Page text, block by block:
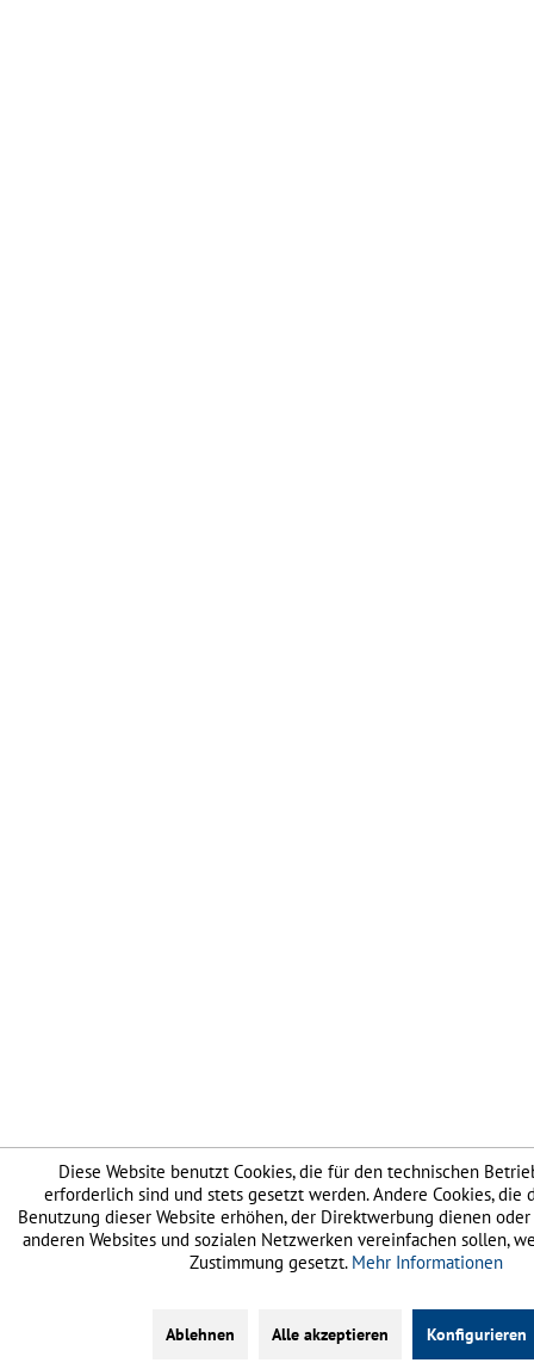
Diese Website benutzt Cookies, die für den technischen
erforderlich sind und stets gesetzt werden. Andere Cookies, die
Benutzung dieser Website erhöhen, der Direktwerbung dienen
anderen Websites und sozialen Netzwerken vereinfachen sollen,
Zustimmung gesetzt. Mehr Informationen
Ablehnen Alle akzeptieren Konfigurieren